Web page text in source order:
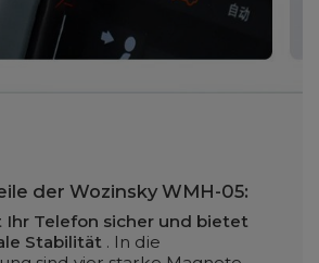
der Wozinsky WMH-05:
Ihr Telefon sicher und bietet
Stabilität . In die